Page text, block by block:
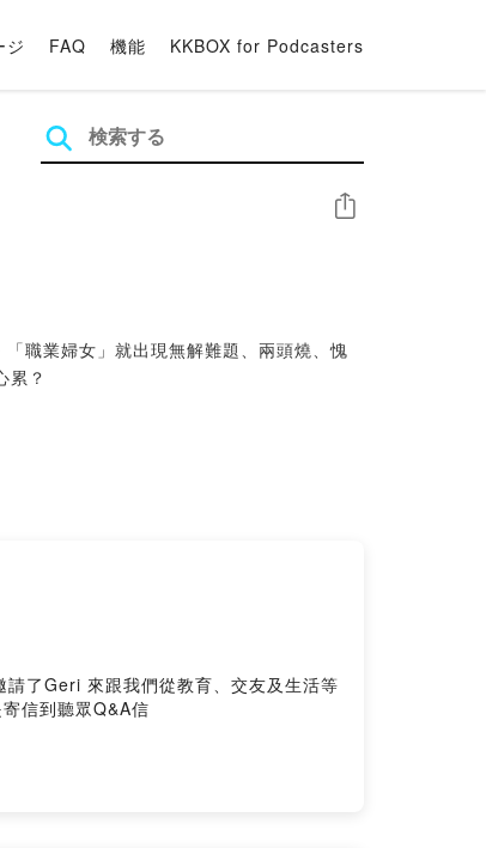
ジ FAQ 機能 KKBOX for Podcasters
シェア
職業婦女」就出現無解難題、兩頭燒、愧
累？
家庭及自我成長等話題。無論您是在職場